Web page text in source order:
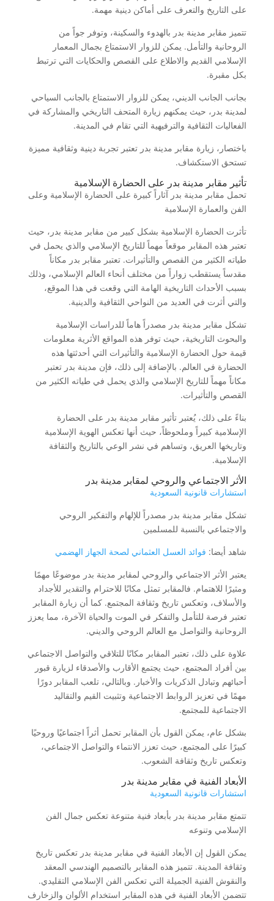
على التاريخ والتعرف على أماكن دينية مهمة.
تتميز مقابر مدينة بدر بالهدوء والسكينة، وتوفر جواً من
الروحانية والتأمل. يمكن للزوار الاستمتاع بجمال المعمار
الإسلامي القديم والاطلاع على القصص والحكايات التي ترتبط
بكل مقبرة.
بجانب الجانب الديني، يمكن للزوار الاستمتاع بالجانب السياحي
لمدينة بدر، حيث يمكنهم زيارة المتحف التاريخي والمشاركة في
الفعاليات الثقافية والترفيهية التي تقام في المدينة.
باختصار، زيارة مقابر مدينة بدر تعتبر تجربة دينية وثقافية مميزة
تستحق الاستكشاف.
تأثير مقابر مدينة بدر على الحضارة الإسلامية
تحمل مقابر مدينة بدر آثاراً كبيرة على الحضارة الإسلامية وعلى
الفن والعمارة الإسلامية
تأثرت الحضارة الإسلامية بشكل كبير من مقابر مدينة بدر، حيث
تعتبر هذه المقابر موقعاً مهماً للتاريخ الإسلامي والذي يحمل في
طياته الكثير من القصص والتأثيرات. تعتبر مقابر بدر مكاناً
مقدساً يستقطب زواراً من مختلف أنحاء العالم الإسلامي، وذلك
بسبب الأحداث التاريخية الهامة التي وقعت في هذا الموقع،
والتي أثرت في العديد من النواحي الثقافية والدينية.
تشكل مقابر مدينة بدر مصدراً هاماً للدراسات الإسلامية
والبحوث التاريخية، حيث توفر هذه المواقع الأثرية معلومات
قيمة حول الحضارة الإسلامية والتأثيرات التي أحدثتها هذه
الحضارة في العالم. بالإضافة إلى ذلك، فإن مدينة بدر تعتبر
مكاناً مهماً للتاريخ الإسلامي والذي يحمل في طياته الكثير من
القصص والتأثيرات.
بناءً على ذلك، يُعتبر تأثير مقابر مدينة بدر على الحضارة
الإسلامية كبيراً وملحوظاً، حيث أنها تعكس الهوية الإسلامية
وتاريخها العريق، وتساهم في نشر الوعي بالتاريخ والثقافة
الإسلامية.
الأثر الاجتماعي والروحي لمقابر مدينة بدر
استشارات قانونية السعودية
تشكل مقابر مدينة بدر مصدراً للإلهام والتفكير الروحي
والاجتماعي بالنسبة للمسلمين
شاهد أيضا: فوائد العسل العثماني لصحة الجهاز الهضمي
يعتبر الأثر الاجتماعي والروحي لمقابر مدينة بدر موضوعًا مهمًا
ومثيرًا للاهتمام. فالمقابر تمثل مكانًا للاحترام والتقدير للأجداد
والأسلاف، وتعكس تاريخ وثقافة المجتمع. كما أن زيارة المقابر
تعتبر فرصة للتأمل والتفكر في الموت والحياة الآخرة، مما يعزز
الروحانية والتواصل مع العالم الروحي والديني.
علاوة على ذلك، تعتبر المقابر مكانًا للتلاقي والتواصل الاجتماعي
بين أفراد المجتمع، حيث يجتمع الأقارب والأصدقاء لزيارة قبور
أحبائهم وتبادل الذكريات والأخبار. وبالتالي، تلعب المقابر دورًا
مهمًا في تعزيز الروابط الاجتماعية وتثبيت القيم والتقاليد
الاجتماعية للمجتمع.
بشكل عام، يمكن القول بأن المقابر تحمل أثراً اجتماعيًا وروحيًا
كبيرًا على المجتمع، حيث تعزز الانتماء والتواصل الاجتماعي،
وتعكس تاريخ وثقافة الشعوب.
الأبعاد الفنية في مقابر مدينة بدر
استشارات قانونية السعودية
تتمتع مقابر مدينة بدر بأبعاد فنية متنوعة تعكس جمال الفن
الإسلامي وتنوعه
يمكن القول إن الأبعاد الفنية في مقابر مدينة بدر تعكس تاريخ
وثقافة المدينة. تتميز هذه المقابر بالتصميم الهندسي المعقد
والنقوش الفنية الجميلة التي تعكس الفن الإسلامي التقليدي.
تتضمن الأبعاد الفنية في هذه المقابر استخدام الألوان والزخارف